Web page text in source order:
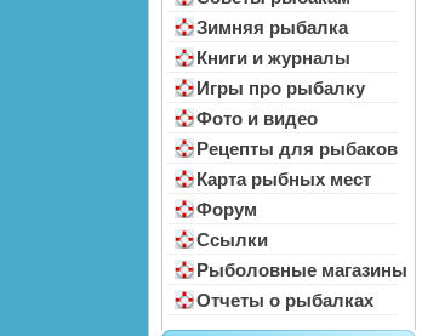
Зимняя рыбалка
Книги и журналы
Игры про рыбалку
Фото и видео
Рецепты для рыбаков
Карта рыбных мест
Форум
Ссылки
Рыболовные магазины
Отчеты о рыбалках